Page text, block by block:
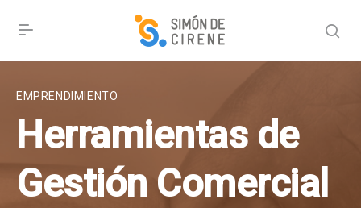
EMPRENDIMIENTO
Herramientas de
Gestión Comercial